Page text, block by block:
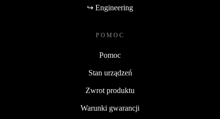
↪ Engineering
POMOC
Pomoc
Stan urządzeń
Zwrot produktu
Warunki gwarancji